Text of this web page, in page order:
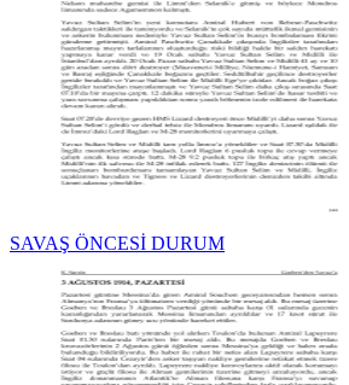
SAVAŞ ÖNCESİ DURUM